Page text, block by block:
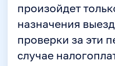
произойдет
назначения
проверки за эти
случае